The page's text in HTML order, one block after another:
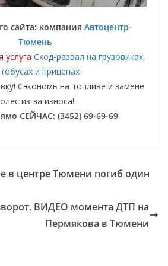
сайта: компания Автоцентр-
Тюмень
Сход-развал на грузовиках,
и прицепах
Сэкономь на топливе и замене
из-за износа!
СЕЙЧАС: (3452) 69-69-69
в центре Тюмени погиб один
ВИДЕО момента ДТП на
Пермякова в Тюмени